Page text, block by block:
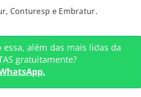
Conturesp e Embratur.
além das mais lidas da
gratuitamente?